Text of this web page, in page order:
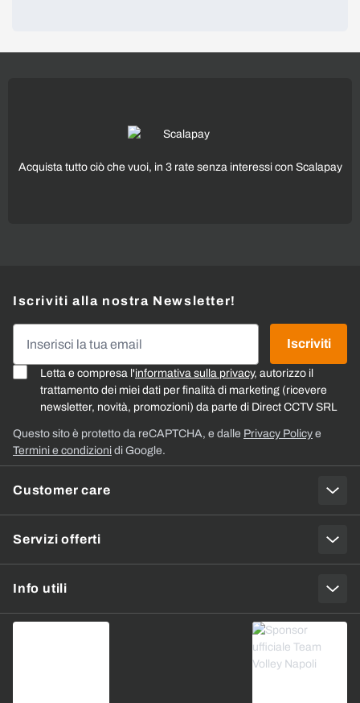
Acquista tutto ciò che vuoi, in 3 rate senza interessi con Scalapay
Customer care
Servizi offerti
Info utili
Iscriviti alla nostra Newsletter!
Letta e compresa l'informativa sulla privacy, autorizzo il
trattamento dei miei dati per finalità di marketing (ricevere
newsletter, novità, promozioni) da parte di Direct CCTV SRL
Iscriviti
Questo sito è protetto da reCAPTCHA, e dalle Privacy Policy e
Termini e condizioni di Google.